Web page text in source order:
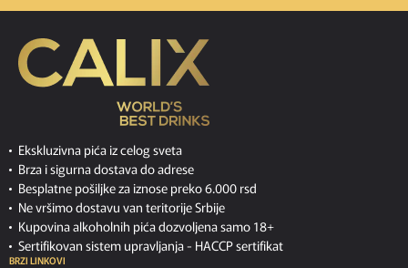
Ekskluzivna pića iz celog sveta
Brza i sigurna dostava do adrese
Besplatne pošiljke za iznose preko 6.000 rsd
Ne vršimo dostavu van teritorije Srbije
Kupovina alkoholnih pića dozvoljena samo 18+
Sertifikovan sistem upravljanja - HACCP sertifikat
BRZI LINKOVI